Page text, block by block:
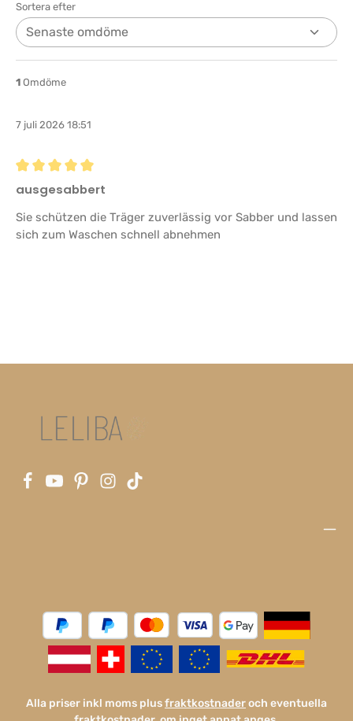
Sortera efter
1 Omdöme
7 juli 2026 18:51
Recension med betyg på 5 av 5 stjärnor
ausgesabbert
Sie schützen die Träger zuverlässig vor Sabber und lassen
sich zum Waschen schnell abnehmen
Alla priser inkl moms plusfraktkostnaderoch eventuella